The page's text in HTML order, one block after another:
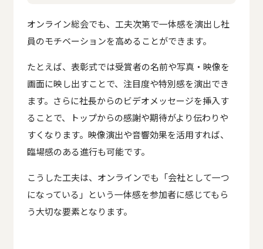
オンライン総会でも、工夫次第で一体感を演出し社
員のモチベーションを高めることができます。
たとえば、表彰式では受賞者の名前や写真・映像を
画面に映し出すことで、注目度や特別感を演出でき
ます。さらに社長からのビデオメッセージを挿入す
ることで、トップからの感謝や期待がより伝わりや
すくなります。映像演出や音響効果を活用すれば、
臨場感のある進行も可能です。
こうした工夫は、オンラインでも「会社として一つ
になっている」という一体感を参加者に感じてもら
う大切な要素となります。
今までにない素敵な社内イベント！